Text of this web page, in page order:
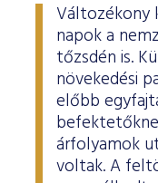
Változékony
napok a
tőzsdén is.
növekedési
előbb
árfolyamok
voltak. A